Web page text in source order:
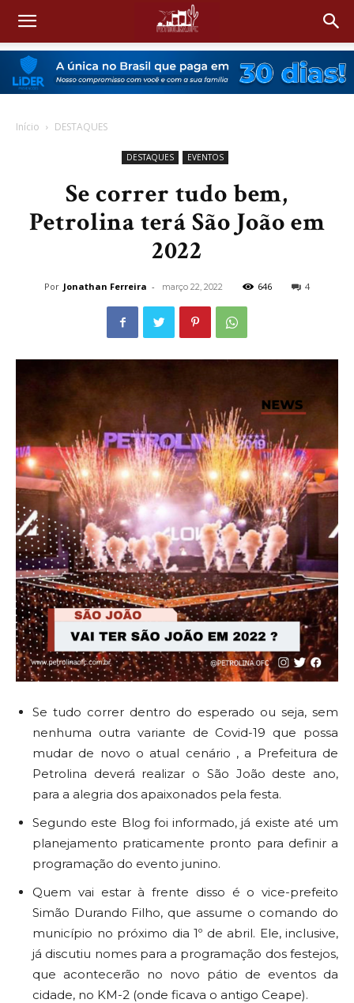
Início DESTAQUES
DESTAQUES EVENTOS
Se correr tudo bem,
Petrolina terá São João em
2022
Por Jonathan Ferreira - março 22, 2022 646 4
Se tudo correr dentro do esperado ou seja, sem
nenhuma outra variante de Covid-19 que possa
mudar de novo o atual cenário , a Prefeitura de
Petrolina deverá realizar o São João deste ano,
para a alegria dos apaixonados pela festa.
Segundo este Blog foi informado, já existe até um
planejamento praticamente pronto para definir a
programação do evento junino.
Quem vai estar à frente disso é o vice-prefeito
Simão Durando Filho, que assume o comando do
município no próximo dia 1º de abril. Ele, inclusive,
já discutiu nomes para a programação dos festejos,
que acontecerão no novo pátio de eventos da
cidade, no KM-2 (onde ficava o antigo Ceape).